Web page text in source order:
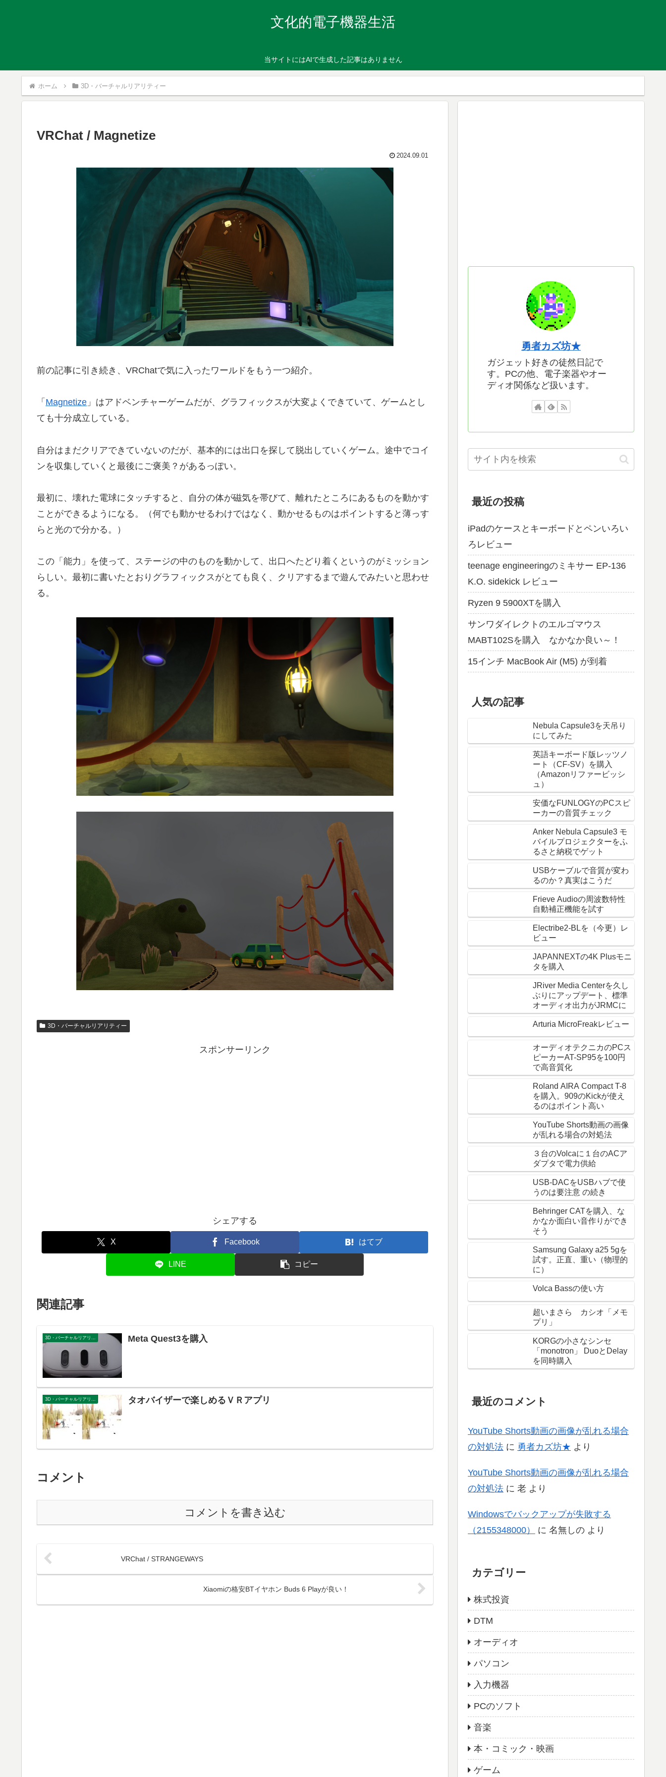
文化的電子機器生活
当サイトにはAIで生成した記事はありません
ホーム 3D・バーチャルリアリティー
VRChat / Magnetize
2024.09.01
前の記事に引き続き、VRChatで気に入ったワールドをもう一つ紹介。
「 Magnetize 」はアドベンチャーゲームだが、グラフィックスが大変よくできていて、ゲームとし
ても十分成立している。
自分はまだクリアできていないのだが、基本的には出口を探して脱出していくゲーム。途中でコイ
ンを収集していくと最後にご褒美？があるっぽい。
最初に、壊れた電球にタッチすると、自分の体が磁気を帯びて、離れたところにあるものを動かす
ことができるようになる。（何でも動かせるわけではなく、動かせるものはポイントすると薄っす
らと光ので分かる。）
この「能力」を使って、ステージの中のものを動かして、出口へたどり着くというのがミッション
らしい。最初に書いたとおりグラフィックスがとても良く、クリアするまで遊んでみたいと思わせ
る。
3D・バーチャルリアリティー
スポンサーリンク
シェアする
X Facebook はてブ
LINE コピー
関連記事
Meta Quest3を購入
3D・バーチャルリアリティー タオバイザーで楽しめるＶＲアプリ
コメント
コメントを書き込む
VRChat / STRANGEWAYS
Xiaomiの格安BTイヤホン Buds 6 Playが良い！
勇者カズ坊★
ガジェット好きの徒然日記で
す。PCの他、電子楽器やオー
ディオ関係など扱います。
最近の投稿
iPadのケースとキーボードとペンいろい
ろレビュー
teenage engineeringのミキサー EP-136
K.O. sidekick レビュー
Ryzen 9 5900XTを購入
サンワダイレクトのエルゴマウス
MABT102Sを購入 なかなか良い～！
15インチ MacBook Air (M5) が到着
人気の記事
Nebula Capsule3を天吊り
にしてみた
英語キーボード版レッツノ
ート（CF-SV）を購入
（Amazonリファービッシ
ュ）
安価なFUNLOGYのPCスピ
ーカーの音質チェック
Anker Nebula Capsule3 モ
バイルプロジェクターをふ
るさと納税でゲット
USBケーブルで音質が変わ
るのか？真実はこうだ
Frieve Audioの周波数特性
自動補正機能を試す
Electribe2-BLを（今更）レ
ビュー
JAPANNEXTの4K Plusモニ
タを購入
JRiver Media Centerを久し
ぶりにアップデート、標準
オーディオ出力がJRMCに
Arturia MicroFreakレビュー
オーディオテクニカのPCス
ピーカーAT-SP95を100円
で高音質化
Roland AIRA Compact T-8
を購入。909のKickが使え
るのはポイント高い
YouTube Shorts動画の画像
が乱れる場合の対処法
３台のVolcaに１台のACア
ダプタで電力供給
USB-DACをUSBハブで使
うのは要注意 の続き
Behringer CATを購入、な
かなか面白い音作りができ
そう
Samsung Galaxy a25 5gを
試す。正直、重い（物理的
に）
Volca Bassの使い方
超いまさら カシオ「メモ
プリ」
KORGの小さなシンセ
「monotron」 DuoとDelay
を同時購入
最近のコメント
YouTube Shorts動画の画像が乱れる場合
の対処法 に 勇者カズ坊★ より
YouTube Shorts動画の画像が乱れる場合
の対処法 に 老 より
Windowsでバックアップが失敗する
（2155348000）
に 名無しの より
カテゴリー
株式投資
DTM
オーディオ
パソコン
入力機器
PCのソフト
音楽
本・コミック・映画
ゲーム